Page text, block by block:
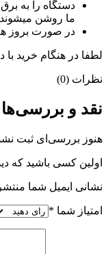
ما روشن
در صورت بروز
لطفا در هنگام خرید
نظرات (0)
نقد و بررسی‌ها
هنوز بررسی‌ای ثبت
اولین کسی باشید که دیدگاهی
نشانی ایمیل شما
امتیاز شما *